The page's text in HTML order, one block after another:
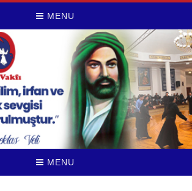
MENU
MENU